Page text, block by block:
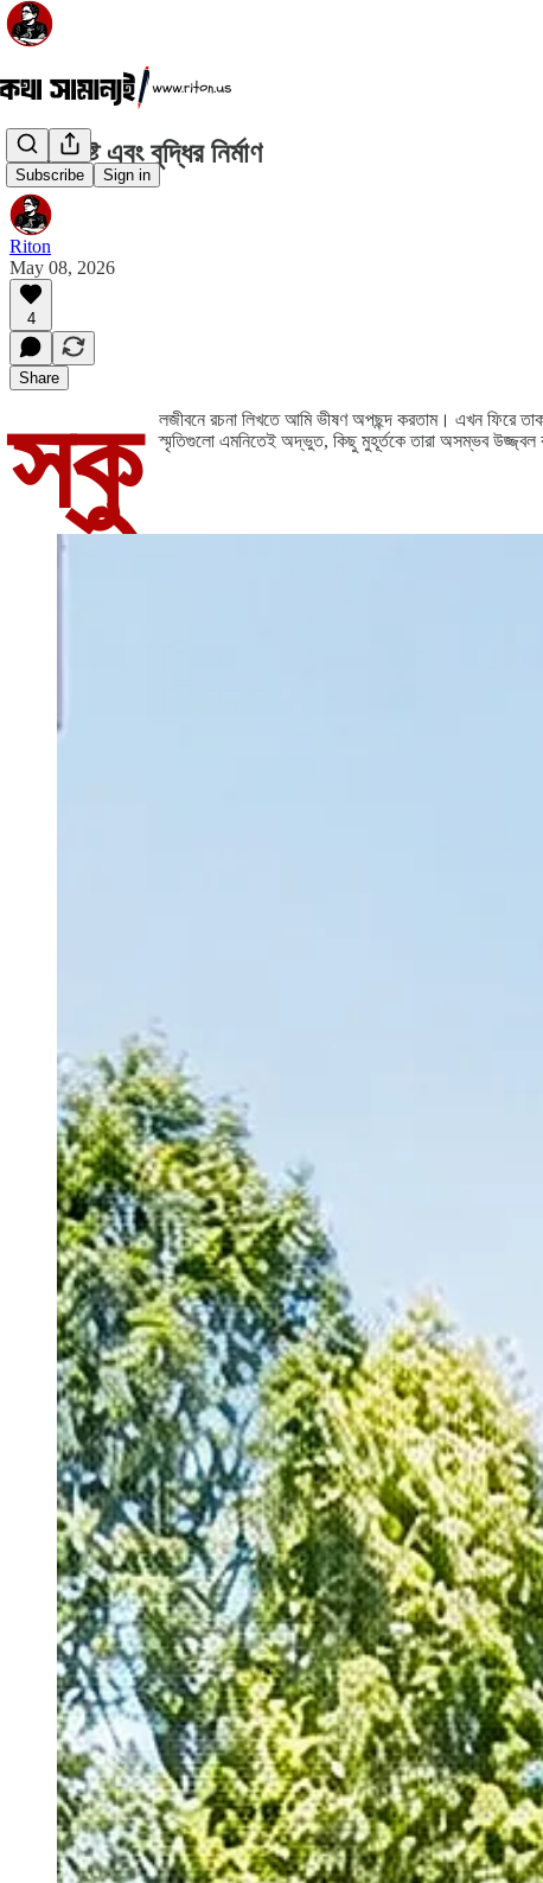
Subscribe Sign in
লেখার কষ্ট এবং বুদ্ধির নির্মাণ
Riton
May 08, 2026
4
Share
স্কু
লজীবনে রচনা লিখতে আমি ভীষণ অপছন্দ করতাম। এখন ফিরে
স্মৃতিগুলো এমনিতেই অদ্ভুত, কিছু মুহূর্তকে তারা অসম্ভব উজ্জ্বল